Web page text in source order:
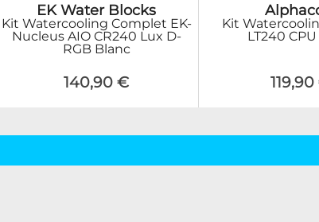
EK Water Blocks
Kit Watercooling Complet EK-
Nucleus AIO CR240 Lux D-
RGB Blanc
140,90 €
Kit
LT240